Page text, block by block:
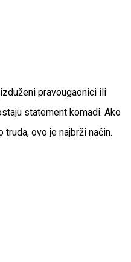
pravougaonici ili
statement komadi. Ako
ovo je najbrži način.